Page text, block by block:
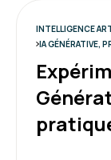
INTELLIGENCE
IA GÉNÉRATIVE,